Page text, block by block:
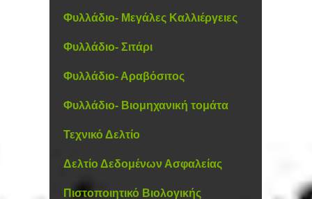
Φυλλάδιο- Μεγάλες Καλλιέργειες
Φυλλάδιο- Σιτάρι
Φυλλάδιο- Αραβόσιτος
Φυλλάδιο- Βιομηχανική τομάτα
Τεχνικό Δελτίο
Δελτίο Δεδομένων Ασφαλείας
Πιστοποιητικό Βιολογικής